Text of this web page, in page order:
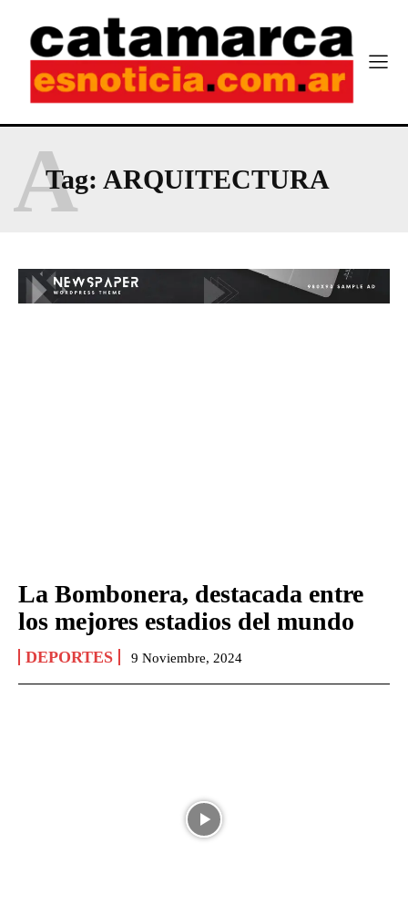
Tag: ARQUITECTURA
A
La Bombonera, destacada entre
los mejores estadios del mundo
DEPORTES 9 Noviembre, 2024